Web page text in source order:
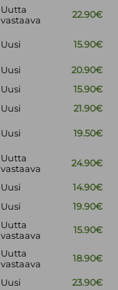
Uutta
vastaava
22.90€
Uusi 15.90€
Uusi
20.90€
Uusi
15.90€
Uusi
21.90€
Uusi 19.50€
Uutta
vastaava
24.90€
Uusi
14.90€
Uusi 19.90€
Uutta
vastaava
15.90€
Uutta
vastaava
18.90€
Uusi
23.90€